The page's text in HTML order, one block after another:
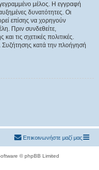
μέλος. Η εγγραφή
δυνατότητες. Οι
επίσης να χορηγούν
Πριν συνδεθείτε,
τις σχετικές πολιτικές.
Συζήτησης κατά την πλοήγησή
Επικοινωνήστε μαζί μας
© phpBB Limited